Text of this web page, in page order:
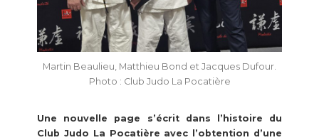
Martin Beaulieu, Matthieu Bond et Jacques Dufour.
Photo : Club Judo La Pocatière
Une nouvelle page s’écrit dans l’histoire du
Club Judo La Pocatière avec l’obtention d’une